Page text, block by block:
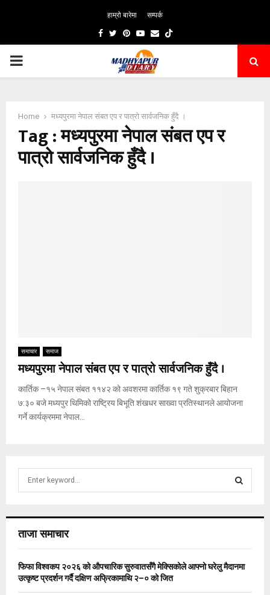
हाम्रो बारेमा सम्पर्क
Facebook
TwitterPinterestYoutube
Email
PRIMARY
Home मध्यपुरमा नेपाल संबत एप र पात्रो सार्वजनिक हुँदै ।
Tag : मध्यपुरमा नेपाल संबत एप र
पात्रो सार्वजनिक हुँदै ।
समाचार समाज
मध्यपुरमा नेपाल संबत एप र पात्रो सार्वजनिक हुँदै ।
कार्तिक –१५ नेपाल संबत ११४२ को अवशरमा कार्तिक १९ गते शुक्रबार बिहान
७:३० बजे मध्यपुर थिमिको राष्ट्रिय बिभूति शंखधर साख्वा प्रतिस्थानले आयोजना
गर्ने कार्यक्रममा नेपाल...
h
o
r
ताजा समाचार
फिफा विश्वकप २०२६ को औपचारिक सुरुवातसँगै मेक्सिकोले आफ्नो घरेलु मैदानमा
उत्कृष्ट प्रदर्शन गर्दै दक्षिण अफ्रिकामाथि २–० को जित